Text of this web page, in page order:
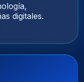
digitales.